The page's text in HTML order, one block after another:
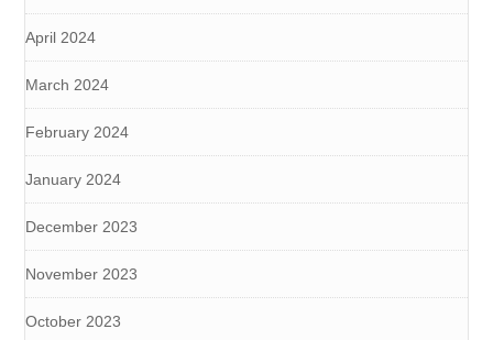
April 2024
March 2024
February 2024
January 2024
December 2023
November 2023
October 2023